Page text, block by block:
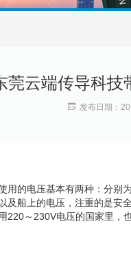
莞云端传导科技
发布日期：
用的电压基本有两种：分
及船上的电压，注重的是
220～230V电压的国家里，